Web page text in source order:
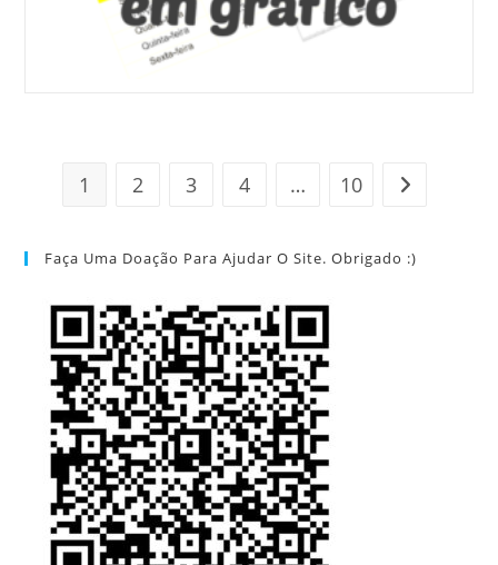
1 2 3 4 … 10 Ir para a
Faça Uma Doação Para Ajudar O Site. Obrigado :)